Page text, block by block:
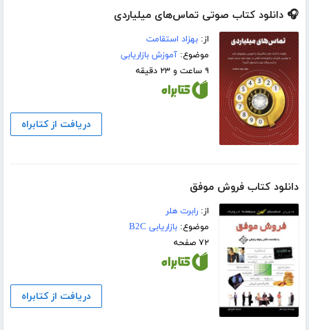
🎧 دانلود کتاب صوتی تماس‌های میلیاردی
از:بهزاد استقامت
موضوع:آموزش بازاریابی
۹ ساعت و ۲۳ دقیقه
دریافت از کتابراه
دانلود کتاب فروش موفق
از:رابرت هلر
موضوع:بازاریابی B2C
۷۲ صفحه
دریافت از کتابراه